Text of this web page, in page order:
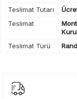
Teslimat Tutarı
Teslimat
Teslimat Türü